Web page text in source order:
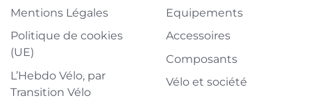
Mentions Légales
Politique de cookies
(UE)
L’Hebdo Vélo, par
Transition Vélo
Equipements
Accessoires
Composants
Vélo et société